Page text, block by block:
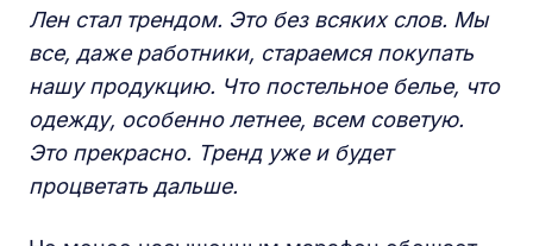
Лен стал трендом. Это без всяких слов. Мы
все, даже работники, стараемся покупать
нашу продукцию. Что постельное белье, что
одежду, особенно летнее, всем советую.
Это прекрасно. Тренд уже и будет
процветать дальше.